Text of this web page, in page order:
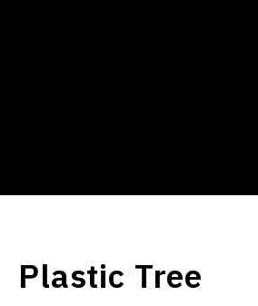
Plastic Tree